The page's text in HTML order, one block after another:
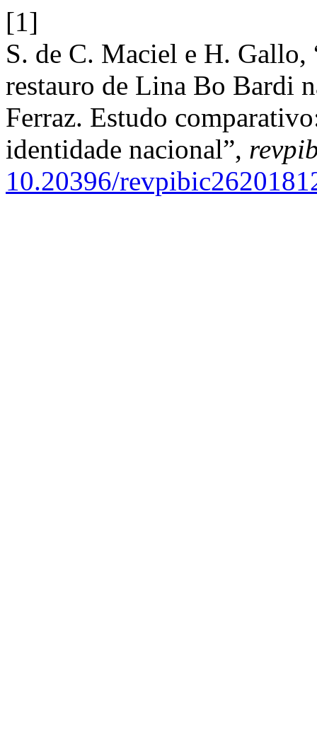
[1]
S. de C. Maciel e H. Gallo,
restauro de Lina Bo Bardi
Ferraz. Estudo
identidade nacional”,
10.20396/